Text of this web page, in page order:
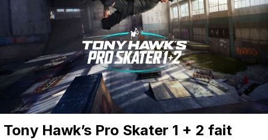
Tony Hawk’s Pro Skater 1 + 2 fait